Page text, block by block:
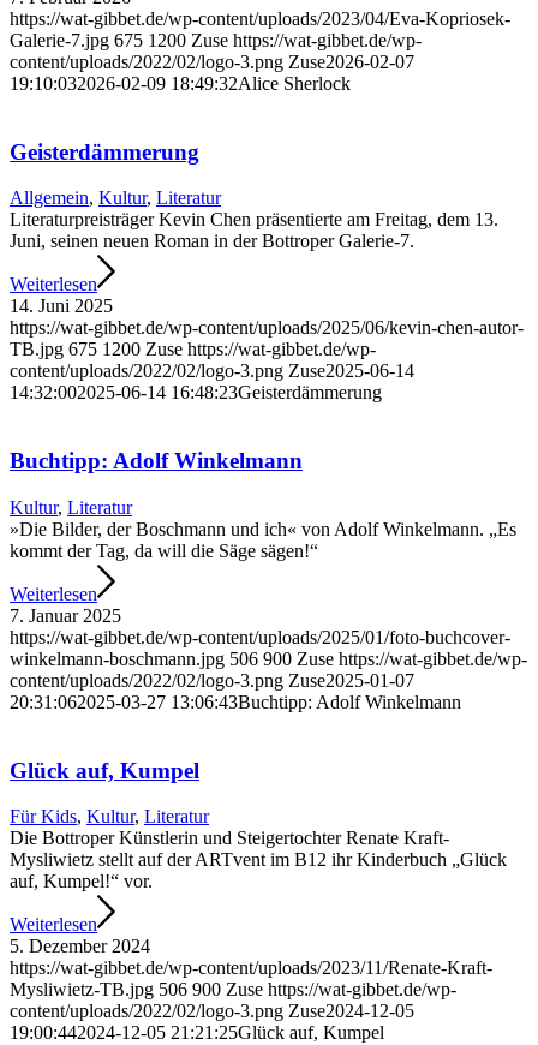
https://wat-gibbet.de/wp-content/uploads/2023/04/Eva-Kopriosek-
Galerie-7.jpg 675 1200 Zuse https://wat-gibbet.de/wp-
content/uploads/2022/02/logo-3.png Zuse2026-02-07
19:10:032026-02-09 18:49:32Alice Sherlock
Geisterdämmerung
Allgemein, Kultur, Literatur
Literaturpreisträger Kevin Chen präsentierte am Freitag, dem 13.
Juni, seinen neuen Roman in der Bottroper Galerie-7.
Weiterlesen
14. Juni 2025
https://wat-gibbet.de/wp-content/uploads/2025/06/kevin-chen-autor-
TB.jpg 675 1200 Zuse https://wat-gibbet.de/wp-
content/uploads/2022/02/logo-3.png Zuse2025-06-14
14:32:002025-06-14 16:48:23Geisterdämmerung
Buchtipp: Adolf Winkelmann
Kultur, Literatur
»Die Bilder, der Boschmann und ich« von Adolf Winkelmann. „Es
kommt der Tag, da will die Säge sägen!“
Weiterlesen
7. Januar 2025
https://wat-gibbet.de/wp-content/uploads/2025/01/foto-buchcover-
winkelmann-boschmann.jpg 506 900 Zuse https://wat-gibbet.de/wp-
content/uploads/2022/02/logo-3.png Zuse2025-01-07
20:31:062025-03-27 13:06:43Buchtipp: Adolf Winkelmann
Glück auf, Kumpel
Für Kids, Kultur, Literatur
Die Bottroper Künstlerin und Steiger­tochter Renate Kraft-
Mysliwietz stellt auf der ARTvent im B12 ihr Kinderbuch „Glück
auf, Kumpel!“ vor.
Weiterlesen
5. Dezember 2024
https://wat-gibbet.de/wp-content/uploads/2023/11/Renate-Kraft-
Mysliwietz-TB.jpg 506 900 Zuse https://wat-gibbet.de/wp-
content/uploads/2022/02/logo-3.png Zuse2024-12-05
19:00:442024-12-05 21:21:25Glück auf, Kumpel